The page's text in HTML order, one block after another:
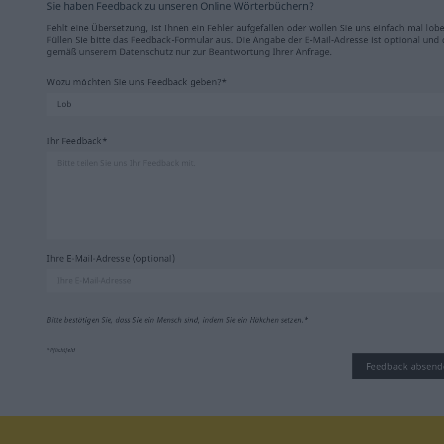
Sie haben Feedback zu unseren Online Wörterbüchern?
Fehlt eine Übersetzung, ist Ihnen ein Fehler aufgefallen oder wollen Sie uns einfach mal
Füllen Sie bitte das Feedback-Formular aus. Die Angabe der E-Mail-Adresse ist optional und
gemäß unserem Datenschutz nur zur Beantwortung Ihrer Anfrage.
Wozu möchten Sie uns Feedback geben?*
Ihr Feedback*
Ihre E-Mail-Adresse (optional)
Bitte bestätigen Sie, dass Sie ein Mensch sind, indem Sie ein Häkchen setzen.*
*Pflichtfeld
Feedback